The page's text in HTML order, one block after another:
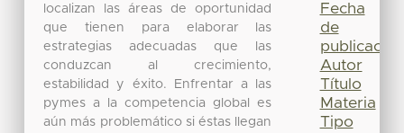
localizan las áreas de oportunidad
que tienen para elaborar las
estrategias adecuadas que las
conduzcan al crecimiento,
estabilidad y éxito. Enfrentar a las
pymes a la competencia global es
aún más problemático si éstas llegan
Fecha
de
publicación
Autor
Título
Materia
Tipo